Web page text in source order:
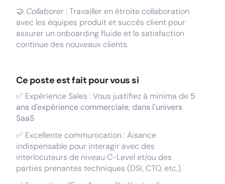
🤝 Collaborer: Travailler en étroite collaboration
avec les équipes produit et succès client pour
assurer un onboarding fluide et la satisfaction
continue des nouveaux clients.
Ce poste est fait pour vous si
✅ Expérience Sales : Vous justifiez à minima de 5
ans d'expérience commerciale, dans l'univers
SaaS
✅ Excellente communication : Aisance
indispensable pour interagir avec des
interlocuteurs de niveau C-Level et/ou des
parties prenantes techniques (DSI, CTO, etc.).